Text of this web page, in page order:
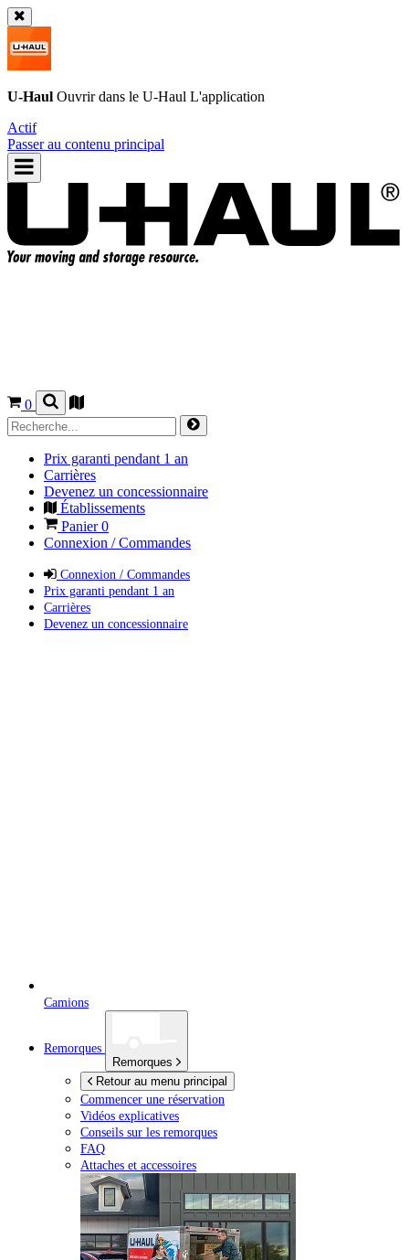
U-Haul Ouvrir dans le U-Haul L'application
Actif
Passer au contenu principal
0
Prix garanti pendant 1 an
Carrières
Devenez un concessionnaire
Établissements
Panier0
Connexion / Commandes
Connexion / Commandes
Prix garanti pendant 1 an
Carrières
Devenez un concessionnaire
Camions
Remorques
Remorques
Retour au menu principal
Commencer une réservation
Vidéos explicatives
Conseils sur les remorques
FAQ
Attaches et accessoires